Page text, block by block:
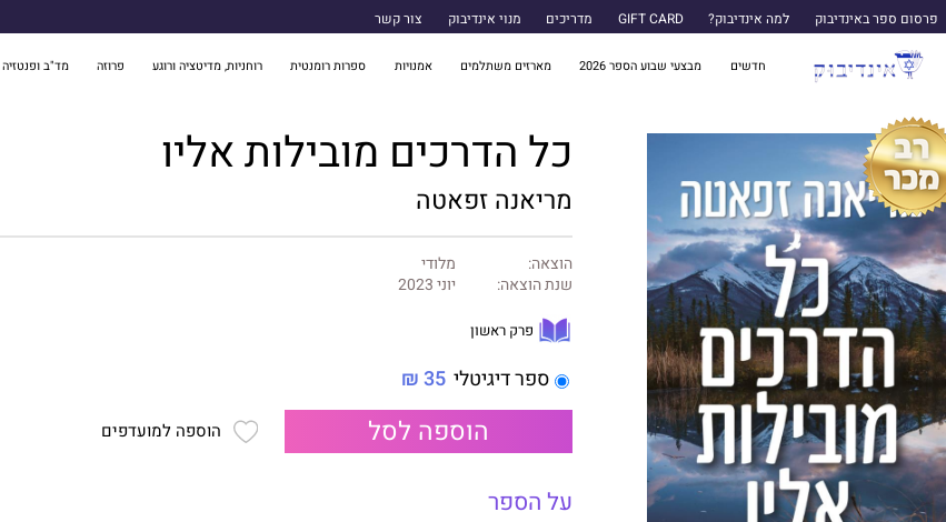
פרסום ספר באינדיבוק למה אינדיבוק? GIFT CARD מדריכים מנוי אינדיבוק צור קשר
חדשים מבצעי שבוע הספר 2026 מארזים משתלמים אמנויות ספרות רומנטית רוחניות, מדיטציה ורוגע פרוזה מד"ב ופנטזיה
כל הדרכים מובילות אליו
מריאנה זפאטה
הוצאה:
מלודי
שנת הוצאה:
יוני 2023
פרק ראשון
ספר דיגיטלי 35 ₪
הוספה לסל הוספה למועדפים
על הספר